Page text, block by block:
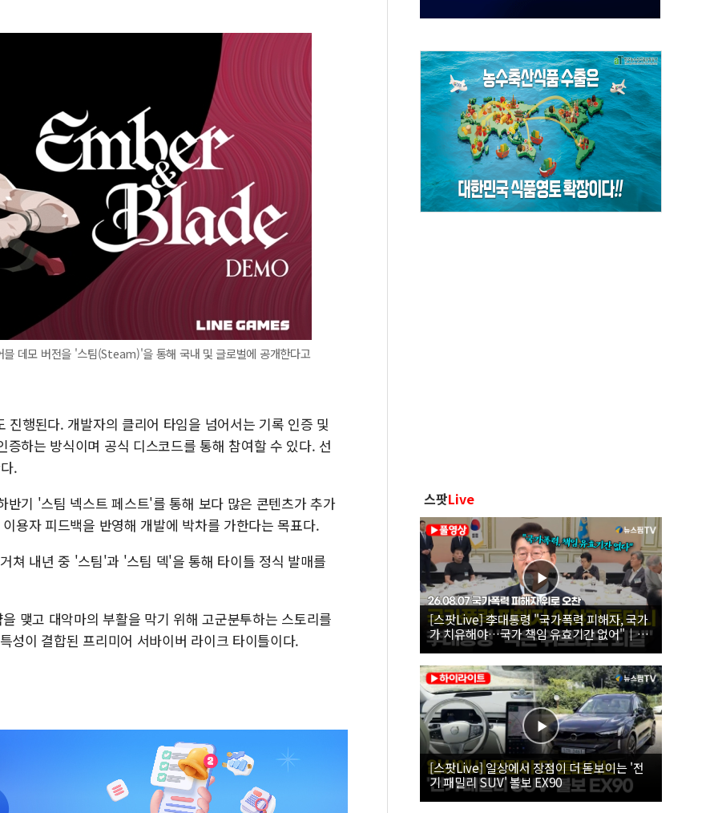
데모 버전을 '스팀(Steam)'을 통해 국내 및 글로벌에 공개한다고
행된다. 개발자의 클리어 타임을 넘어서는 기록 인증 및
하는 방식이며 공식 디스코드를 통해 참여할 수 있다. 선
.
기 '스팀 넥스트 페스트'를 통해 보다 많은 콘텐츠가 추가
용자 피드백을 반영해 개발에 박차를 가한다는 목표다.
쳐 내년 중 '스팀'과 '스팀 덱'을 통해 타이틀 정식 발매를
맺고 대악마의 부활을 막기 위해 고군분투하는 스토리를
성이 결합된 프리미어 서바이버 라이크 타이틀이다.
스팟Live
[스팟Live] 李대통령 "국가폭력 피해자, 국가
가 치유해야…국가 책임 유효기간 없어"｜
26.08.07 국가폭력 피해자 위로 오찬
[스팟Live] 일상에서 장점이 더 돋보이는 '전
기 패밀리 SUV' 볼보 EX90